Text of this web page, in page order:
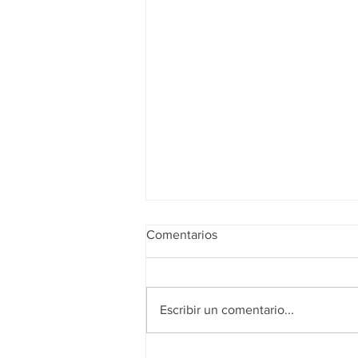
Comentarios
Escribir un comentario...